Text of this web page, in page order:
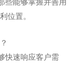
些能够掌握并善用
位置。
快速响应客户需